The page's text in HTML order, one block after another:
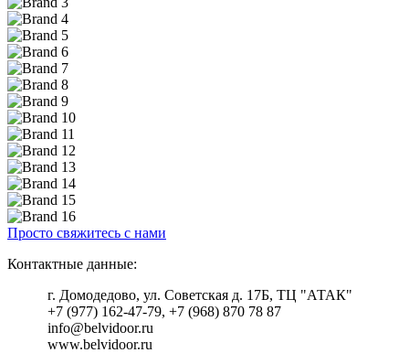
Просто свяжитесь с нами
Контактные данные:
г. Домодедово, ул. Советская д. 17Б, ТЦ "АТАК"
+7 (977) 162-47-79, +7 (968) 870 78 87
info@belvidoor.ru
www.belvidoor.ru